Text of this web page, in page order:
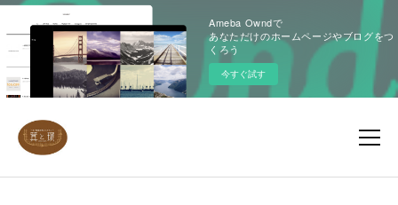
Ameba Owndで
あなただけのホームページやブログをつ
くろう
今すぐ試す